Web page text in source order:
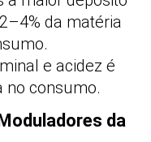
da matéria
e acidez é
no consumo.
da